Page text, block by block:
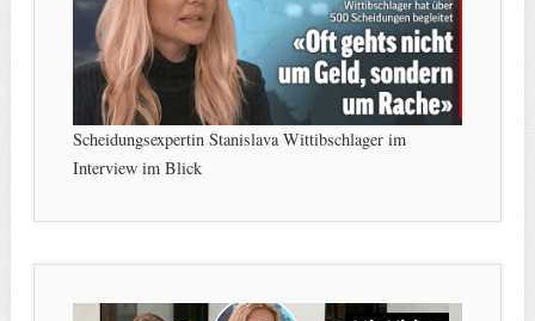
Scheidungsexpertin Stanislava Wittibschlager im
Interview im Blick